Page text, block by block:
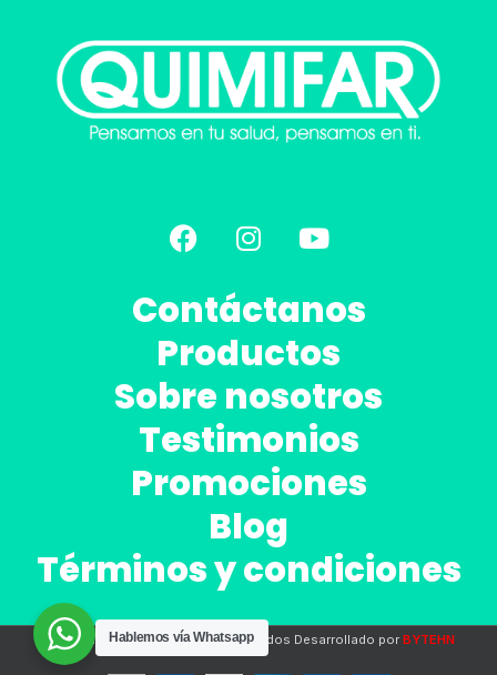
Contáctanos
Productos
Sobre nosotros
Testimonios
Promociones
Blog
Términos y condiciones
2020 Todos los derechos reservados Desarrollado por BYTEHN
Hablemos vía Whatsapp